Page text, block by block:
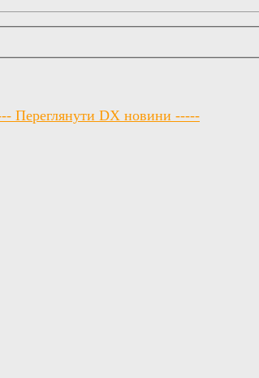
Переглянути DX новини -----